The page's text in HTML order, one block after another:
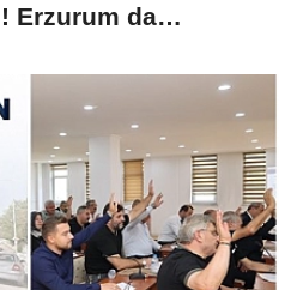
Erzurum da